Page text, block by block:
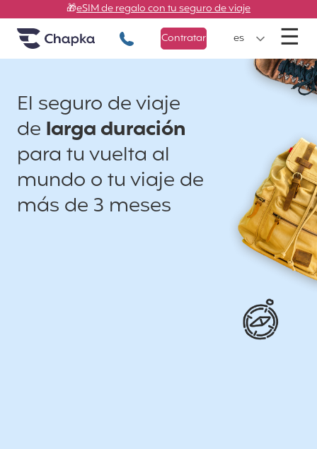
Ir directamente al contenido
Chapka Seguros de viaje
🎁eSIM de regalo con tu seguro de viaje
+34 900 805 947
Contratar es ☰
El seguro de viaje
de larga duración
para tu vuelta al
mundo o tu viaje de
más de 3 meses